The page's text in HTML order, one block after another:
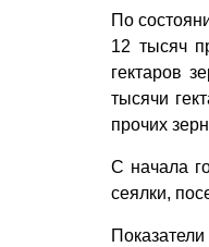
По
12 тысяч
гектаров
тысячи
прочих
С начала
сеялки,